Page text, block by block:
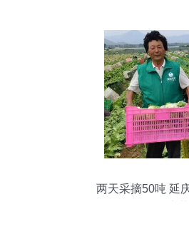
两天采摘50吨 延